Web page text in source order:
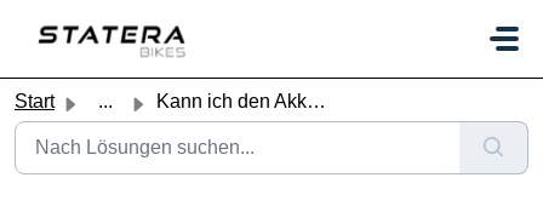
Start ... Kann ich den Akku beim Transport auf dem Heckträger am Ra...